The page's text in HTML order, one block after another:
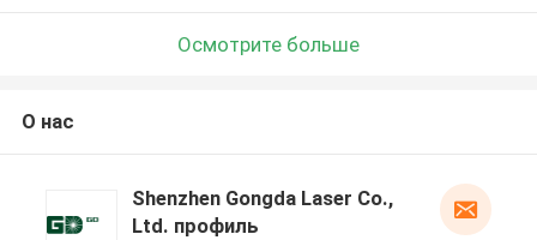
Осмотрите больше
О нас
Shenzhen Gongda Laser Co.,
Ltd. профиль